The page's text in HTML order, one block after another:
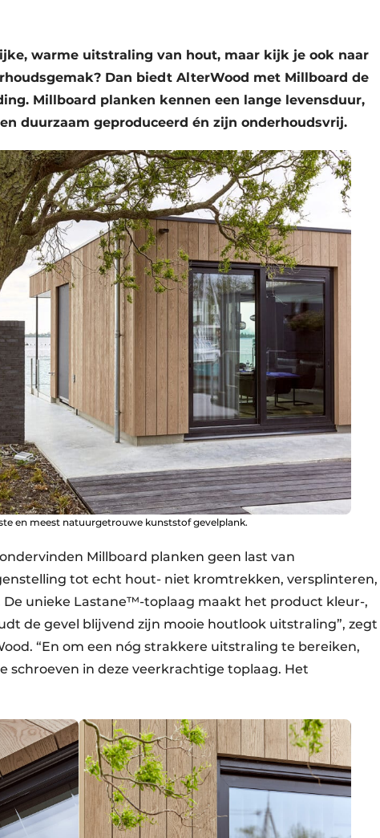
warme uitstraling van hout, maar kijk je ook naar
Dan biedt AlterWood met Millboard de
Millboard planken kennen een lange levensduur,
duurzaam geproduceerd én zijn onderhoudsvrij.
en meest natuurgetrouwe kunststof gevelplank.
Millboard planken geen last van
tot echt hout- niet kromtrekken, versplinteren,
unieke Lastane™-toplaag maakt het product kleur-,
de gevel blijvend zijn mooie houtlook uitstraling”, zegt
“En om een nóg strakkere uitstraling te bereiken,
schroeven in deze veerkrachtige toplaag. Het